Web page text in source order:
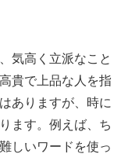
気高く立派なこと
貴で上品な人を指
ありますが、時に
ます。例えば、ち
しいワードを使っ